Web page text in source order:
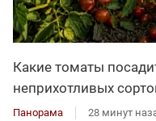
Какие томаты
неприхотливых
Панорама 28 минут